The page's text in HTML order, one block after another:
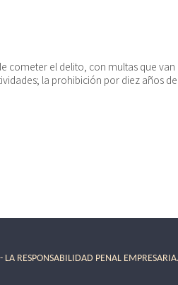
cometer el delito, con multas que
la prohibición por diez años
LA RESPONSABILIDAD PENAL EMPRESARIA.